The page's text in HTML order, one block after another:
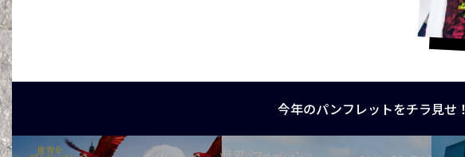
今年のパンフレットをチラ見せ！